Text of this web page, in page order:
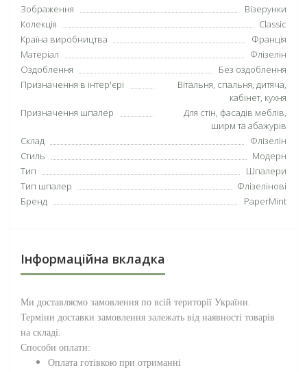
Зображення
Візерунки
Колекція
Classic
Країна виробництва
Франція
Матеріал
Флізелін
Оздоблення
Без оздоблення
Призначення в інтер'єрі
Вітальня, спальня, дитяча,
кабінет, кухня
Призначення шпалер
Для стін, фасадів меблів,
ширм та абажурів
Склад
Флізелін
Стиль
Модерн
Тип
Шпалери
Тип шпалер
Флізелінові
Бренд
PaperMint
Інформаційна вкладка
Ми доставляємо замовлення по всій території України.
Терміни доставки замовлення залежать від наявності товарів
на складі.
Способи оплати:
Оплата готівкою при отриманні